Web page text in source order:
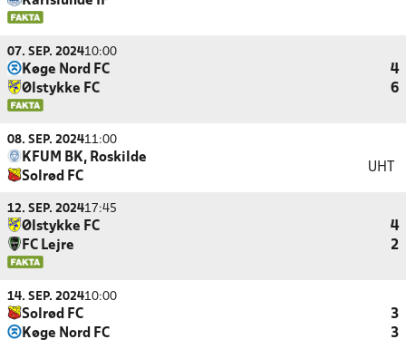
07. SEP. 202410:00
Køge Nord FC
4
Ølstykke FC
6
08. SEP. 202411:00
KFUM BK, Roskilde
Solrød FC
UHT
12. SEP. 202417:45
Ølstykke FC
4
FC Lejre
2
14. SEP. 202410:00
Solrød FC
3
Køge Nord FC
3